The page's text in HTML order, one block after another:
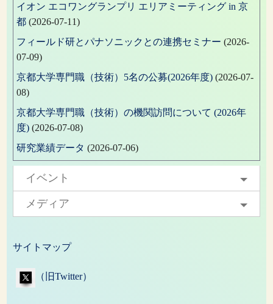
イオン エコワングランプリ エリアミーティング in 京
都 (2026-07-11)
フィールド研とパナソニックとの連携セミナー (2026-
07-09)
京都大学専門職（技術）5名の公募(2026年度) (2026-07-
08)
京都大学専門職（技術）の機関訪問について (2026年
度) (2026-07-08)
研究業績データ (2026-07-06)
イベント
メディア
サイトマップ
（旧Twitter）